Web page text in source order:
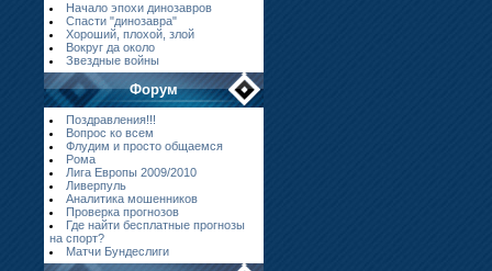
Начало эпохи динозавров
Спасти "динозавра"
Хороший, плохой, злой
Вокруг да около
Звездные войны
Форум
Поздравления!!!
Вопрос ко всем
Флудим и просто общаемся
Рома
Лига Европы 2009/2010
Ливерпуль
Аналитика мошенников
Проверка прогнозов
Где найти бесплатные прогнозы
на спорт?
Матчи Бундеслиги